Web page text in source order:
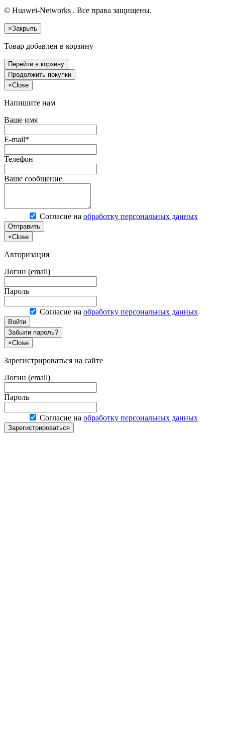
© Huawei-Networks . Все права защищены.
×Закрыть
Товар добавлен в корзину
Перейти в корзину
Продолжить покупки
×Close
Напишите нам
Ваше имя
E-mail*
Телефон
Ваше сообщение
Согласие на обработку персональных данных
Отправить
×Close
Авторизация
Логин (email)
Пароль
Согласие на обработку персональных данных
Войти
Забыли пароль?
×Close
Зарегистрироваться на сайте
Логин (email)
Пароль
Согласие на обработку персональных данных
Зарегистрироваться